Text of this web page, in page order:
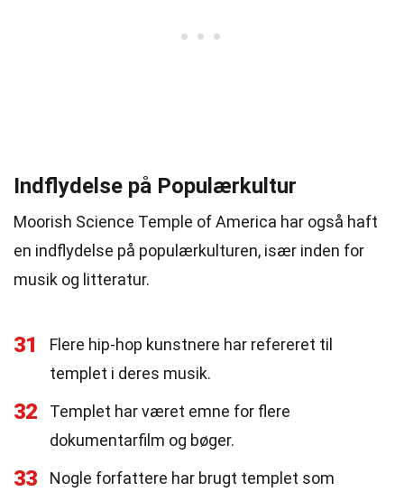
Indflydelse på Populærkultur
Moorish Science Temple of America har også haft
en indflydelse på populærkulturen, især inden for
musik og litteratur.
31
Flere hip-hop kunstnere har refereret til
templet i deres musik.
32
Templet har været emne for flere
dokumentarfilm og bøger.
33
Nogle forfattere har brugt templet som